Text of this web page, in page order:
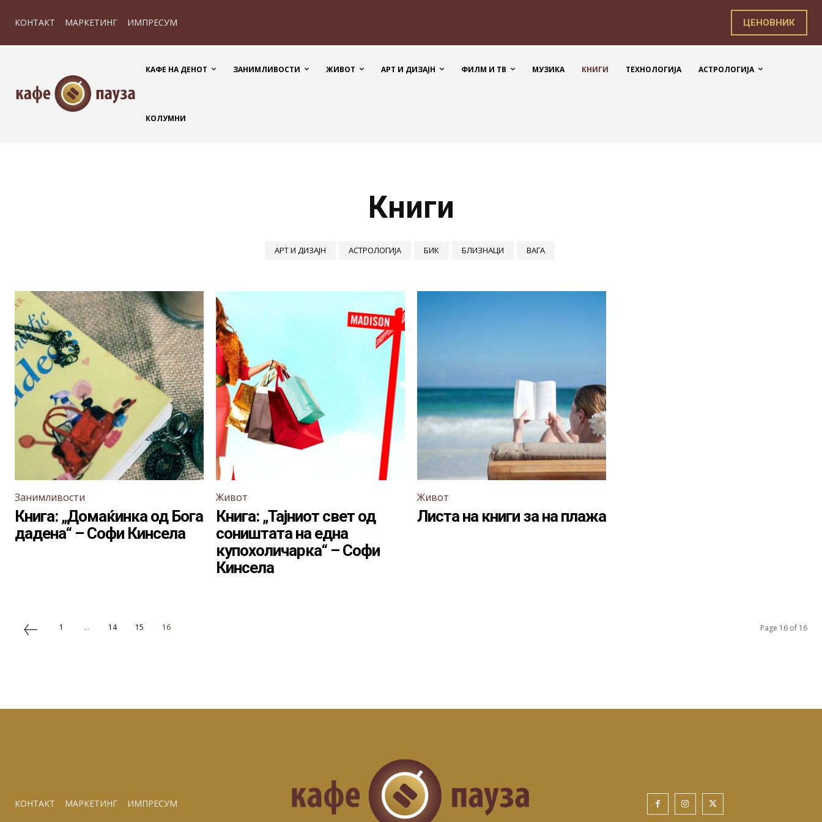
КОНТАКТ МАРКЕТИНГ ИМПРЕСУМ ЦЕНОВНИК
КАФЕ НА ДЕНОТ ЗАНИМЛИВОСТИ ЖИВОТ АРТ И ДИЗАЈН ФИЛМ И ТВ МУЗИКА КНИГИ ТЕХНОЛОГИЈА АСТРОЛОГИЈА
КОЛУМНИ
Книги
АРТ И ДИЗАЈН АСТРОЛОГИЈА БИК БЛИЗНАЦИ ВАГА
Занимливости
Книга: „Домаќинка од Бога
дадена“ – Софи Кинсела
Живот
Книга: „Тајниот свет од
соништата на една
купохоличарка“ – Софи
Кинсела
Живот
Листа на книги за на плажа
1 ... 14 15 16 Page 16 of 16
КОНТАКТ МАРКЕТИНГ ИМПРЕСУМ